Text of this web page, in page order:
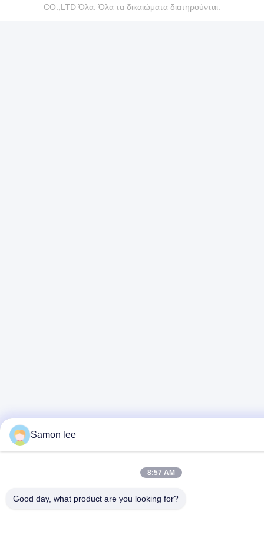
CO.,LTD Όλα. Όλα τα δικαιώματα διατηρούνται.
Samon lee
8:57 AM
Good day, what product are you looking for?